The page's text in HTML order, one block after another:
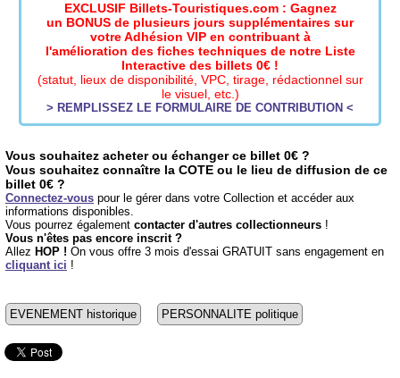
EXCLUSIF Billets-Touristiques.com : Gagnez
un BONUS de plusieurs jours supplémentaires sur
votre Adhésion VIP en contribuant à
l'amélioration des fiches techniques de notre Liste
Interactive des billets 0€ !
(statut, lieux de disponibilité, VPC, tirage, rédactionnel sur
le visuel, etc.)
> REMPLISSEZ LE FORMULAIRE DE CONTRIBUTION <
Vous souhaitez acheter ou échanger ce billet 0€ ?
Vous souhaitez connaître la COTE ou le lieu de diffusion de ce
billet 0€ ?
Connectez-vous pour le gérer dans votre Collection et accéder aux
informations disponibles.
Vous pourrez également contacter d'autres collectionneurs !
Vous n'êtes pas encore inscrit ?
Allez HOP ! On vous offre 3 mois d'essai GRATUIT sans engagement en
cliquant ici !
EVENEMENT historique PERSONNALITE politique